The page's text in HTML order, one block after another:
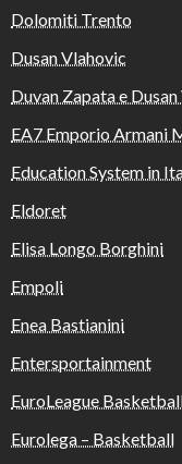
Dolomiti Trento
Dusan Vlahovic
Duvan Zapata e
EA7 Emporio Armani
Education System in
Eldoret
Elisa Longo Borghini
Empoli
Enea Bastianini
Entersportainment
EuroLeague
Eurolega – Basketball